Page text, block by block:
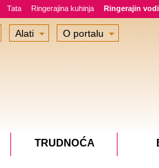
Tata Ringerajina kuhinja Ringerajin
Alati O portalu
TRUDNOĆA